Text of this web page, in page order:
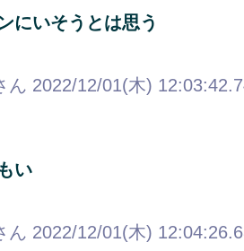
にいそうとは思う
ん 2022/12/01(木)
い
ん 2022/12/01(木)